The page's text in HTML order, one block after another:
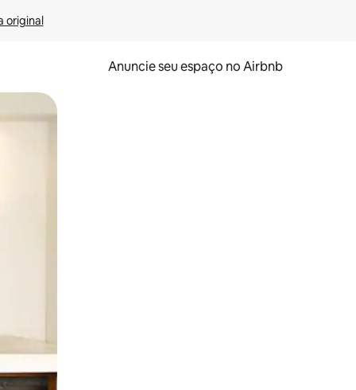
original
Anuncie seu espaço no Airbnb
o dedo na tela.